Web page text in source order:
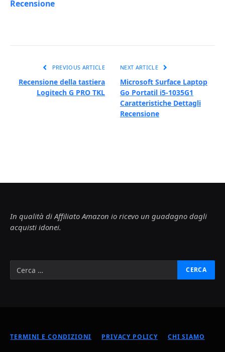
Recensione
PREVIOUS ARTICLE
Recensione della tastiera
Logitech G PRO TKL
NEXT ARTICLE
Microsoft Surface Laptop
Go Portatil i5-1035G1
Caratteristiche Dettagli
Recensione
In qualità di Affiliato Amazon io ricevo un guadagno dagli
acquisti idonei.
TERMINI E CONDIZIONI PRIVACY POLICY CHI SIAMO